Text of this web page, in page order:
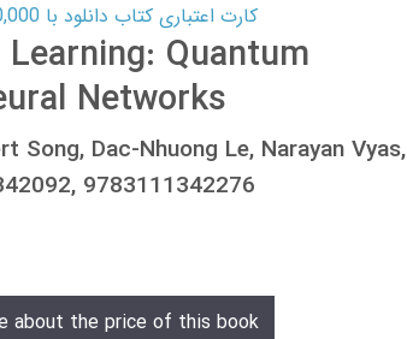
کارت اعتباری کتاب دانلود با 10,000,000 اعتبار دانلود کتاب! کلیک کنید
Quantum
Networks
Song, Dac-Nhuong Le, Narayan Vyas,
9783111342276
about the price of this book